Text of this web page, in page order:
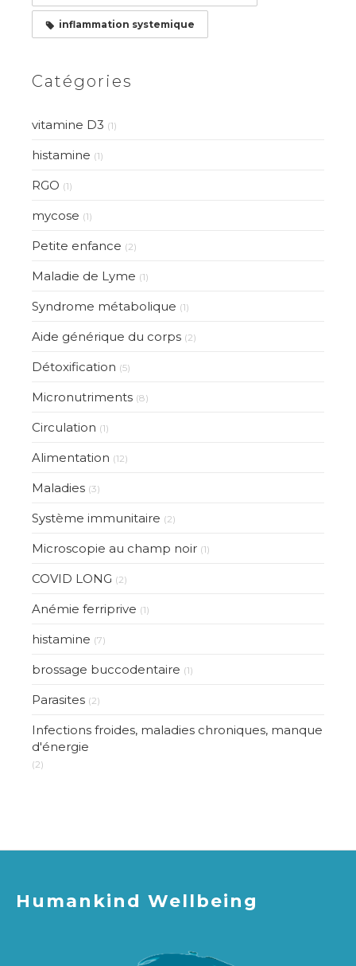
inflammation systemique
Catégories
vitamine D3 (1)
histamine (1)
RGO (1)
mycose (1)
Petite enfance (2)
Maladie de Lyme (1)
Syndrome métabolique (1)
Aide générique du corps (2)
Détoxification (5)
Micronutriments (8)
Circulation (1)
Alimentation (12)
Maladies (3)
Système immunitaire (2)
Microscopie au champ noir (1)
COVID LONG (2)
Anémie ferriprive (1)
histamine (7)
brossage buccodentaire (1)
Parasites (2)
Infections froides, maladies chroniques, manque
d'énergie
(2)
Humankind Wellbeing